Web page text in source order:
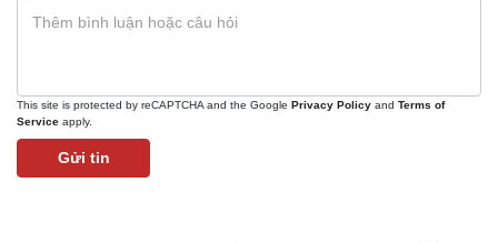
Kinh tế
Bất động sản
This site is protected by reCAPTCHA and the Google Privacy Policy and Terms of
Service apply.
Gửi tin